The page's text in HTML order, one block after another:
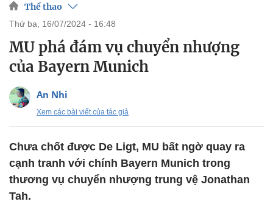
Thể thao
thứ ba, 16/07/2024 - 16:48
MU phá đám vụ chuyển nhượng
của Bayern Munich
An Nhi
Xem các bài viết của tác giả
Chưa chốt được De Ligt, MU bất ngờ quay ra
cạnh tranh với chính Bayern Munich trong
thương vụ chuyển nhượng trung vệ Jonathan
Tah.